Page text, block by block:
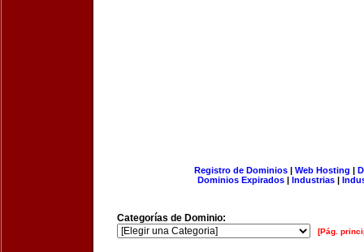
Registro de Dominios| Web Hosting |
Dominios Expirados | Industrias |
Categorías de Dominio:
[Pág.